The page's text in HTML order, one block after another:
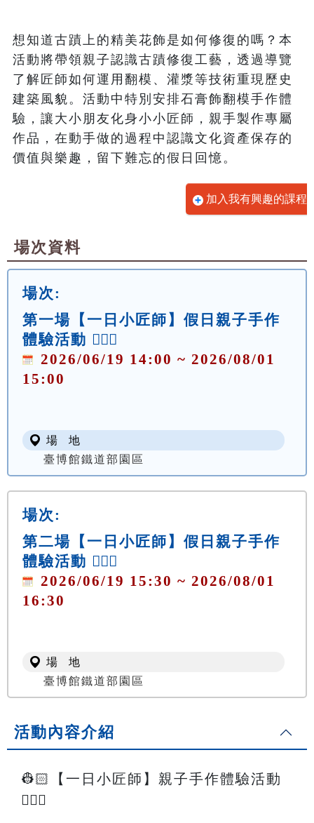
想知道古蹟上的精美花飾是如何修復的嗎？本
活動將帶領親子認識古蹟修復工藝，透過導覽
了解匠師如何運用翻模、灌漿等技術重現歷史
建築風貌。活動中特別安排石膏飾翻模手作體
驗，讓大小朋友化身小小匠師，親手製作專屬
作品，在動手做的過程中認識文化資產保存的
價值與樂趣，留下難忘的假日回憶。
加入我有興趣的課程
場次資料
場次:
第一場【一日小匠師】假日親子手作
體驗活動 👷🏻‍♀️
2026/06/19 14:00 ~ 2026/08/01
15:00
場 地
臺博館鐵道部園區
場次:
第二場【一日小匠師】假日親子手作
體驗活動 👷🏻‍♀️
2026/06/19 15:30 ~ 2026/08/01
16:30
場 地
臺博館鐵道部園區
活動內容介紹
👷🏻【一日小匠師】親子手作體驗活動
👷🏻‍♀️